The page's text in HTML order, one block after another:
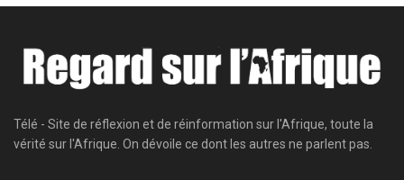
Télé - Site de réflexion et de réinformation sur l'Afrique, toute la
vérité sur l'Afrique. On dévoile ce dont les autres ne parlent pas.